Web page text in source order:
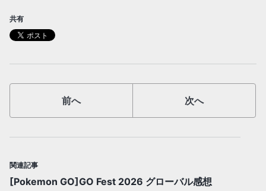
共有
前へ 次へ
関連記事
[Pokemon GO]GO Fest 2026 グローバル感想